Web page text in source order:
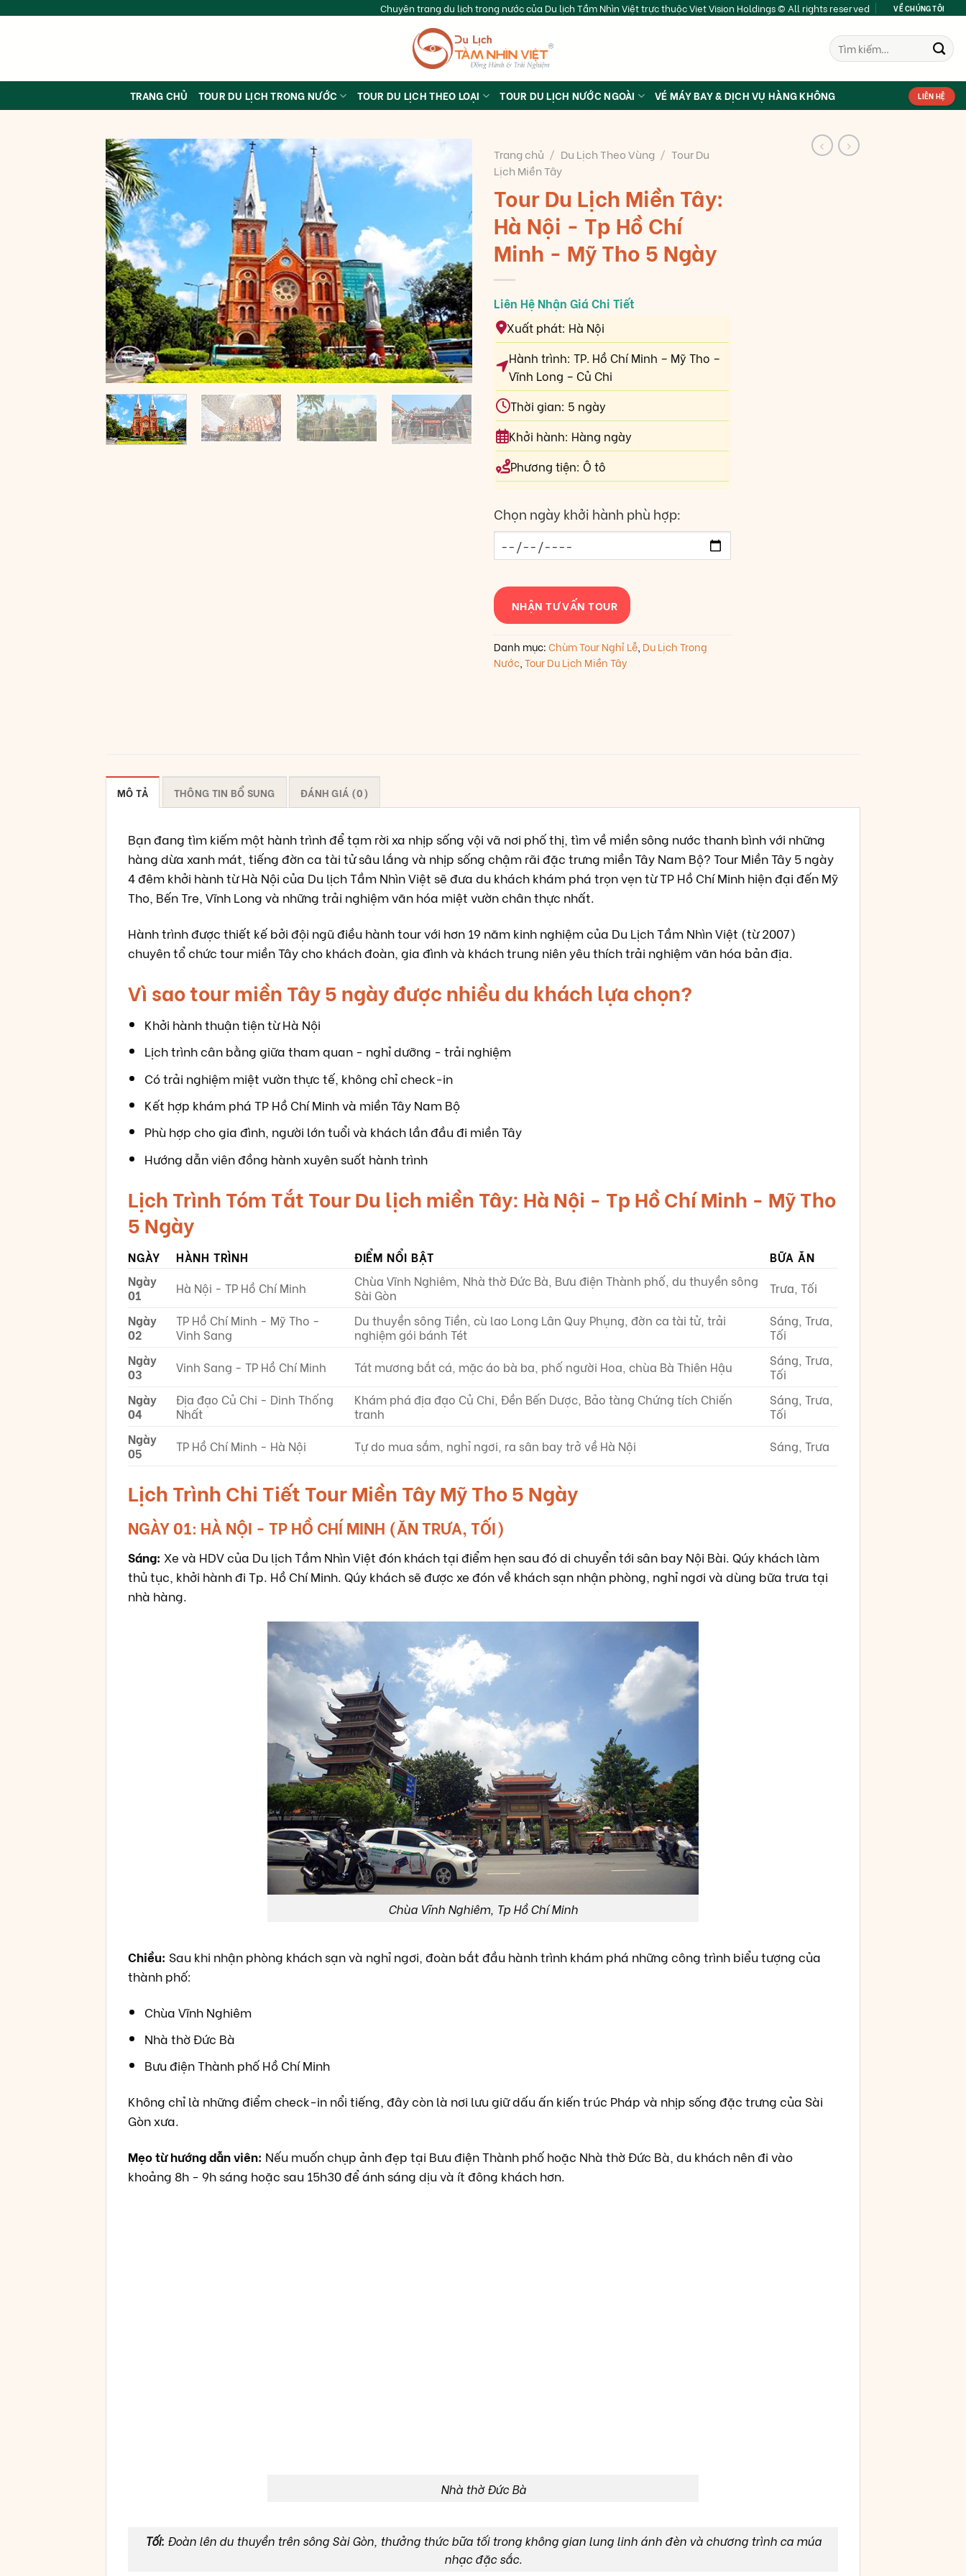
Chuyên trang du lịch trong nước của Du lịch Tầm Nhìn Việt trực thuộc Viet Vision Holdings © All rights reserved VỀ CHÚNG TÔI
Tìm
kiếm:
TRANG CHỦ TOUR DU LỊCH TRONG NƯỚC TOUR DU LỊCH THEO LOẠI TOUR DU LỊCH NƯỚC NGOÀI VÉ MÁY BAY & DỊCH VỤ HÀNG KHÔNG LIÊN HỆ
Trang chủ / Du Lịch Theo Vùng / Tour Du
Lịch Miền Tây
Tour Du Lịch Miền Tây:
Hà Nội - Tp Hồ Chí
Minh - Mỹ Tho 5 Ngày
Xuất phát: Hà Nội
Hành trình: TP. Hồ Chí Minh – Mỹ Tho –
Vĩnh Long – Củ Chi
Thời gian: 5 ngày
Khởi hành: Hàng ngày
Phương tiện: Ô tô
Chọn ngày khởi hành phù hợp:
NHẬN TƯ VẤN TOUR
Danh mục:Chùm Tour Nghỉ Lễ, Du Lịch Trong
Nước,Tour Du Lịch Miền Tây
MÔ TẢ THÔNG TIN BỔ SUNG ĐÁNH GIÁ (0)
Bạn đang tìm kiếm một hành trình để tạm rời xa nhịp sống vội vã nơi phố thị, tìm về miền sông nước thanh bình với những
hàng dừa xanh mát, tiếng đờn ca tài tử sâu lắng và nhịp sống chậm rãi đặc trưng miền Tây Nam Bộ? Tour Miền Tây 5 ngày
4 đêm khởi hành từ Hà Nội của Du lịch Tầm Nhìn Việt sẽ đưa du khách khám phá trọn vẹn từ TP Hồ Chí Minh hiện đại đến Mỹ
Tho, Bến Tre, Vĩnh Long và những trải nghiệm văn hóa miệt vườn chân thực nhất.
Hành trình được thiết kế bởi đội ngũ điều hành tour với hơn 19 năm kinh nghiệm của Du Lịch Tầm Nhìn Việt (từ 2007)
chuyên tổ chức tour miền Tây cho khách đoàn, gia đình và khách trung niên yêu thích trải nghiệm văn hóa bản địa.
Vì sao tour miền Tây 5 ngày được nhiều du khách lựa chọn?
Khởi hành thuận tiện từ Hà Nội
Lịch trình cân bằng giữa tham quan - nghỉ dưỡng - trải nghiệm
Có trải nghiệm miệt vườn thực tế, không chỉ check-in
Kết hợp khám phá TP Hồ Chí Minh và miền Tây Nam Bộ
Phù hợp cho gia đình, người lớn tuổi và khách lần đầu đi miền Tây
Hướng dẫn viên đồng hành xuyên suốt hành trình
Lịch Trình Tóm Tắt Tour Du lịch miền Tây: Hà Nội - Tp Hồ Chí Minh - Mỹ Tho
5 Ngày
NGÀY HÀNH TRÌNH ĐIỂM NỔI BẬT
BỮA ĂN
Ngày
01
Hà Nội - TP Hồ Chí Minh
Chùa Vĩnh Nghiêm, Nhà thờ Đức Bà, Bưu điện Thành phố, du thuyền sông
Sài Gòn
Trưa, Tối
Ngày
02
TP Hồ Chí Minh - Mỹ Tho -
Vinh Sang
Du thuyền sông Tiền, cù lao Long Lân Quy Phụng, đờn ca tài tử, trải
nghiệm gói bánh Tét
Sáng, Trưa,
Tối
Ngày
03
Vinh Sang - TP Hồ Chí Minh Tát mương bắt cá, mặc áo bà ba, phố người Hoa, chùa Bà Thiên Hậu
Sáng, Trưa,
Tối
Ngày
04
Địa đạo Củ Chi - Dinh Thống
Nhất
Khám phá địa đạo Củ Chi, Đền Bến Dược, Bảo tàng Chứng tích Chiến
tranh
Sáng, Trưa,
Tối
Ngày
05
TP Hồ Chí Minh - Hà Nội Tự do mua sắm, nghỉ ngơi, ra sân bay trở về Hà Nội Sáng, Trưa
Lịch Trình Chi Tiết Tour Miền Tây Mỹ Tho 5 Ngày
NGÀY 01: HÀ NỘI - TP HỒ CHÍ MINH (ĂN TRƯA, TỐI)
Sáng: Xe và HDV của Du lịch Tầm Nhìn Việt đón khách tại điểm hẹn sau đó di chuyển tới sân bay Nội Bài. Qúy khách làm
thủ tục, khởi hành đi Tp. Hồ Chí Minh. Qúy khách sẽ được xe đón về khách sạn nhận phòng, nghỉ ngơi và dùng bữa trưa tại
nhà hàng.
Chùa Vĩnh Nghiêm, Tp Hồ Chí Minh
Chiều: Sau khi nhận phòng khách sạn và nghỉ ngơi, đoàn bắt đầu hành trình khám phá những công trình biểu tượng của
thành phố:
Chùa Vĩnh Nghiêm
Nhà thờ Đức Bà
Bưu điện Thành phố Hồ Chí Minh
Không chỉ là những điểm check-in nổi tiếng, đây còn là nơi lưu giữ dấu ấn kiến trúc Pháp và nhịp sống đặc trưng của Sài
Gòn xưa.
Mẹo từ hướng dẫn viên: Nếu muốn chụp ảnh đẹp tại Bưu điện Thành phố hoặc Nhà thờ Đức Bà, du khách nên đi vào
khoảng 8h - 9h sáng hoặc sau 15h30 để ánh sáng dịu và ít đông khách hơn.
Nhà thờ Đức Bà
Tối: Đoàn lên du thuyền trên sông Sài Gòn, thưởng thức bữa tối trong không gian lung linh ánh đèn và chương trình ca múa
nhạc đặc sắc.